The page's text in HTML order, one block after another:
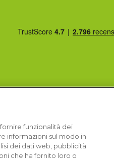
funzionalità dei
informazioni sul modo in
dei dati web, pubblicità
che ha fornito loro o